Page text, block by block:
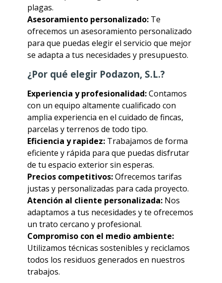
plagas.
Asesoramiento personalizado: Te
ofrecemos un asesoramiento personalizado
para que puedas elegir el servicio que mejor
se adapta a tus necesidades y presupuesto.
¿Por qué elegir Podazon, S.L.?
Experiencia y profesionalidad:Contamos
con un equipo altamente cualificado con
amplia experiencia en el cuidado de fincas,
parcelas y terrenos de todo tipo.
Eficiencia y rapidez: Trabajamos de forma
eficiente y rápida para que puedas disfrutar
de tu espacio exterior sin esperas.
Precios competitivos:Ofrecemos tarifas
justas y personalizadas para cada proyecto.
Atención al cliente personalizada: Nos
adaptamos a tus necesidades y te ofrecemos
un trato cercano y profesional.
Compromiso con el medio ambiente:
Utilizamos técnicas sostenibles y reciclamos
todos los residuos generados en nuestros
trabajos.